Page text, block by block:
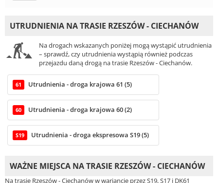
UTRUDNIENIA NA TRASIE RZESZÓW - CIECHANÓW
Na drogach wskazanych poniżej mogą wystąpić utrudnienia
– sprawdź, czy utrudnienia wystąpią również podczas
przejazdu daną drogą na trasie Rzeszów - Ciechanów.
61 Utrudnienia - droga krajowa 61 (5)
60 Utrudnienia - droga krajowa 60 (2)
S19 Utrudnienia - droga ekspresowa S19 (5)
WAŻNE MIEJSCA NA TRASIE RZESZÓW - CIECHANÓW
Na trasie Rzeszów - Ciechanów w wariancie przez S19, S17 i DK61